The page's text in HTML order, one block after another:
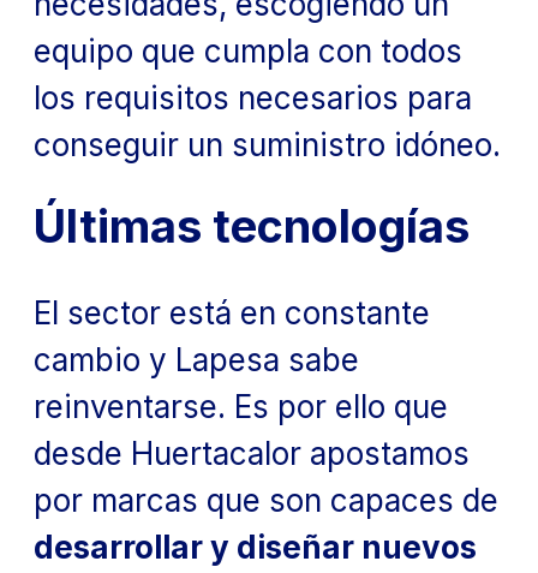
equipo que cumpla con todos
los requisitos necesarios para
conseguir un suministro idóneo.
Últimas tecnologías
El sector está en constante
cambio y Lapesa sabe
reinventarse. Es por ello que
desde Huertacalor apostamos
por marcas que son capaces de
desarrollar y diseñar nuevos